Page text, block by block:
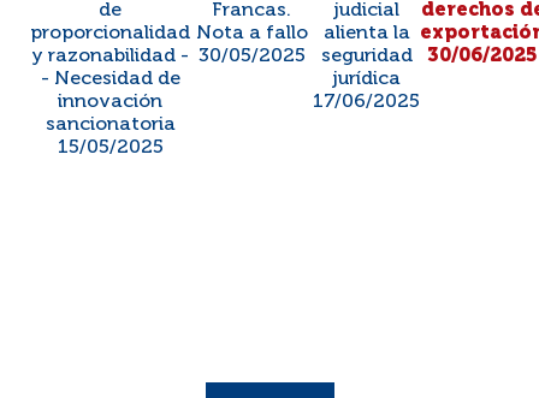
de
proporcionalidad
y razonabilidad -
- Necesidad de
innovación
sancionatoria
15/05/2025
Francas.
Nota a fallo
30/05/2025
judicial
alienta la
seguridad
jurídica
17/06/2025
derechos
30/06/2025